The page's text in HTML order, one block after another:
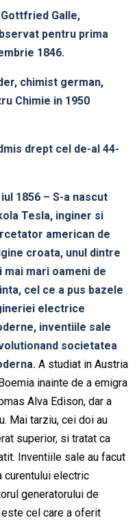
Galle,
pentru prima
1846.
chimist german,
Chimie in 1950
drept cel de-al 44-
iul 1856 – S-a nascut
Tesla, inginer si
american de
croata, unul dintre
mai mari oameni de
cel ce a pus bazele
electrice
inventiile sale
societatea
A studiat in Austria
inainte de a emigra
Alva Edison, dar a
Mai tarziu, cei doi au
superior, si tratat ca
Inventiile sale au facut
curentului electric
generatorului de
cel care a oferit